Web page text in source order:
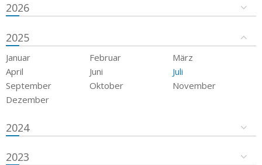
2026
2025
Januar Februar
März
April
Juni
Juli
September
Oktober
November
Dezember
2024
2023